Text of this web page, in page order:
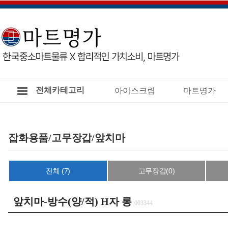
전체카테고리 아이스크림 마트명가
잡화용품/고무장갑/앞치마
전체 (7) 고무장갑(0)
앞치마-방수(양/적) H자 롱 003344